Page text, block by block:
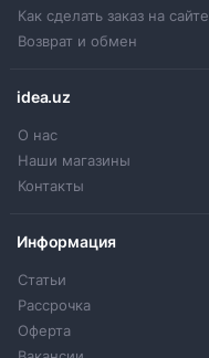
Как сделать заказ на сайте
Возврат и обмен
idea.uz
О нас
Наши магазины
Контакты
Информация
Статьи
Рассрочка
Оферта